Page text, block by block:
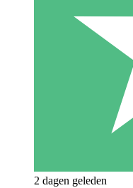
2 dagen geleden